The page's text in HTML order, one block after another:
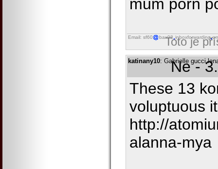
mum porn
Email: sf60 bax98 inboxforwarding
Toto je
katinany10: Gabrielle gucci
Ne -
These 13
voluptuous
http://
alanna-mya